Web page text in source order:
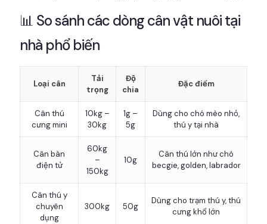
📊 So sánh các dòng cân vật nuôi tại
nhà phổ biến
Loại cân
Tải
trọng
Độ
chia
Đặc điểm
Cân thú
cưng mini
10kg –
30kg
1g –
5g
Dùng cho chó mèo nhỏ,
thú y tại nhà
Cân bàn
điện tử
60kg
–
150kg
10g
Cân thú lớn như chó
becgie, golden, labrador
Cân thú y
chuyên
dụng
300kg 50g
Dùng cho trạm thú y, thú
cưng khổ lớn